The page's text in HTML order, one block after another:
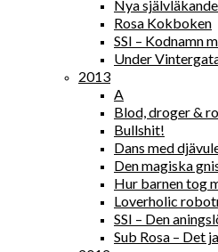
Nya
Rosa Kokboken
SSI – Kodnamn
Under
2013
A
Blod, droger &
Bullshit!
Dans med
Den magiska
Hur barnen tog
Loverholic
SSI – Den
Sub Rosa – Det